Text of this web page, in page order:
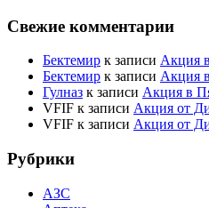
Свежие комментарии
Бектемир к записи Акция
Бектемир к записи Акция
Гулназ к записи Акция в
VFIF к записи Акция от
VFIF к записи Акция от
Рубрики
АЗС